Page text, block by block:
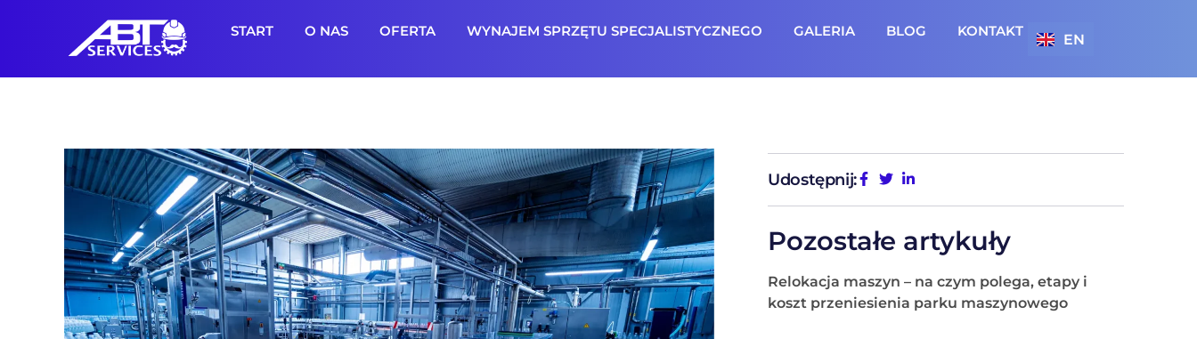
START O NAS OFERTA WYNAJEM SPRZĘTU SPECJALISTYCZNEGO GALERIA BLOG KONTAKT
EN
Udostępnij:
Pozostałe artykuły
Relokacja maszyn – na czym polega, etapy i
koszt przeniesienia parku maszynowego